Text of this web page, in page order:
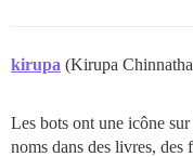
kirupa (Kirupa
Les bots ont une icône
noms dans des livres,